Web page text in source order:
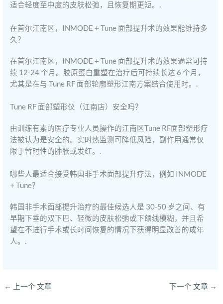
适合轻度至中度的皮肤松弛，且恢复期更短。.
在首尔江南区，INMODE + Tune 面部提升术的效果能维持多
久？
在首尔江南区，INMODE + Tune 面部提升术的效果通常可持
续 12-24 个月。胶原蛋白重塑在治疗后可持续长达 6 个月，
尤其是在与 Tune RF 面部轮廓塑形江南方案结合使用时。.
Tune RF 面部塑形仪（江南店）安全吗？
由训练有素的医疗专业人员操作的江南区Tune RF面部塑形疗
法被认为是安全的。实时热监测可降低风险，副作用通常仅
限于暂时性的肿胀或发红。.
哪些人最适合接受韩国非手术面部提升疗法，例如 INMODE
+ Tune？
韩国非手术面部提升治疗的最佳候选人是 30-50 岁之间、有
早期下垂的双下巴、轻微的皮肤松弛或下颌线模糊，并且希
望在不进行手术或长时间恢复的情况下获得明显改善的成年
人。.
← 上一个 文章 下一个 文章 →